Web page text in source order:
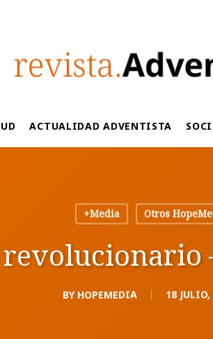
ACTUALIDAD ADVENTISTA
+Media Otros
BY HOPEMEDIA 18